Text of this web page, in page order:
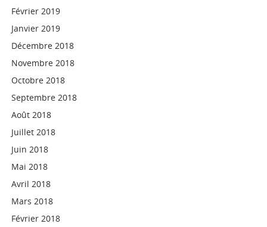
Février 2019
Janvier 2019
Décembre 2018
Novembre 2018
Octobre 2018
Septembre 2018
Août 2018
Juillet 2018
Juin 2018
Mai 2018
Avril 2018
Mars 2018
Février 2018